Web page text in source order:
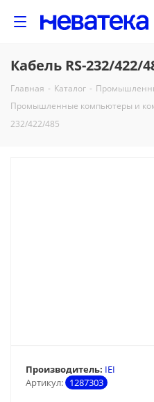
Кабель RS-232/422/
Главная - Каталог -
Промышленные компьютеры и
232/422/485
Артикул: 1287303
Производитель: IEI